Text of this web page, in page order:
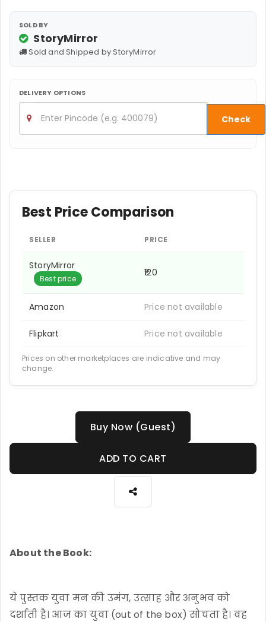
SOLD BY
StoryMirror
Sold and Shipped by StoryMirror
DELIVERY OPTIONS
Check
Best Price Comparison
SELLER PRICE
StoryMirror
Best price
₹120
Amazon Price not available
Flipkart Price not available
Prices on other marketplaces are indicative and may
change.
Buy Now (Guest)
ADD TO CART
About the Book:
ये पुस्तक युवा मन की उमंग, उत्साह और अनुभव को
दर्शाती है। आज का युवा (out of the box) सोचता है। वह